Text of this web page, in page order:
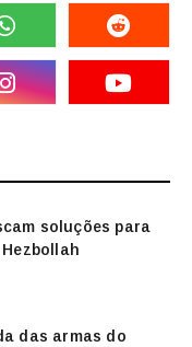
soluções para
das armas do